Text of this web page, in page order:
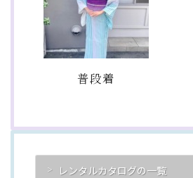
普段着
レンタルカタログの一覧